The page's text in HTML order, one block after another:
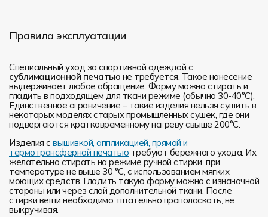
Правила эксплуатации
Специальный уход за спортивной одеждой с
сублимационной печатью не требуется. Такое нанесение
выдерживает любое обращение. Форму можно стирать и
гладить в подходящем для ткани режиме (обычно 30-40°С).
Единственное ограничение – такие изделия нельзя сушить в
некоторых моделях старых промышленных сушек, где они
подвергаются кратковременному нагреву свыше 200°С.
Изделия с вышивкой, аппликацией, прямой и
термотрансферной печатью требуют бережного ухода. Их
желательно стирать на режиме ручной стирки при
температуре не выше 30 °C, с использованием мягких
моющих средств. Гладить такую форму можно с изнаночной
стороны или через слой дополнительной ткани. После
стирки вещи необходимо тщательно прополоскать, не
выкручивая.